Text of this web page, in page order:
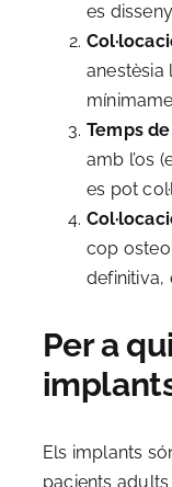
es
anestèsia
Temps
amb l’os
es pot
cop
definitiva,
Per a
Els implants
pacients